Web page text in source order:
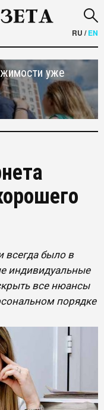
RU /EN
уже
всегда было в
индивидуальные
все нюансы
порядке